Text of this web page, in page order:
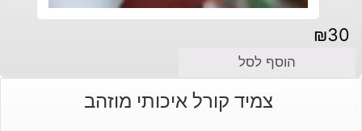
₪30
הוסף לסל
צמיד קורל איכותי מוזהב